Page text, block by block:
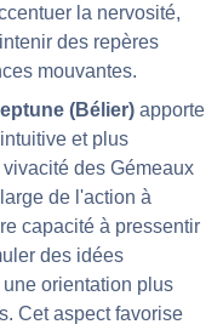
la nervosité,
des repères
mouvantes.
(Bélier) apporte
et plus
des Gémeaux
de l'action à
capacité à pressentir
des idées
orientation plus
Cet aspect favorise